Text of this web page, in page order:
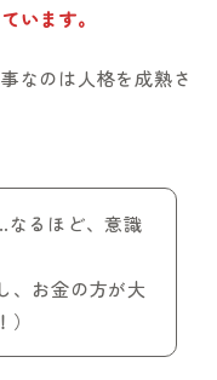
います。
なのは人格を成熟さ
なるほど、意識
、お金の方が大